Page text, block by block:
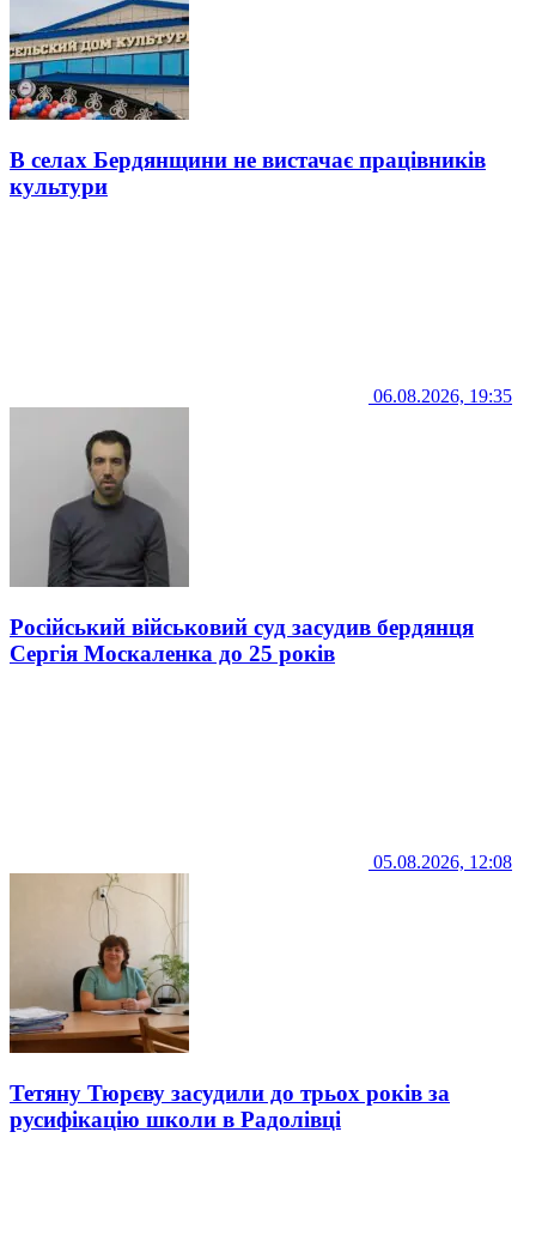
В селах Бердянщини не вистачає працівників
культури
06.08.2026, 19:35
Російський військовий суд засудив бердянця
Сергія Москаленка до 25 років
05.08.2026, 12:08
Тетяну Тюрєву засудили до трьох років за
русифікацію школи в Радолівці